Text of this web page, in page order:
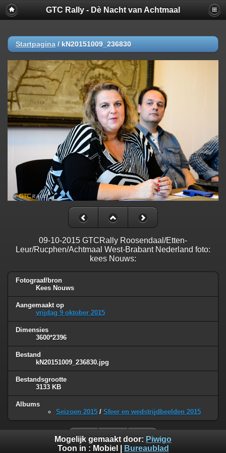
GTC Rally - Dè Nacht van Achtmaal
Startpagina / kN20151009_236830
09-10-2015 GTCRally Roosendaal/Etten-
Leur/Rucphen/Achtmaal West-Brabant Nederland foto:
kees Nouws:
Fotograaf/bron
Kees Nouws
Aangemaakt op
vrijdag 9 oktober 2015
Dimensies
3600*2396
Bestand
kN20151009_236830.jpg
Bestandsgrootte
3133 KB
Albums
Seizoen 2015 / Sfeer en wedstrijdbeelden 2015
Mogelijk gemaakt door: Piwigo
Toon in : Mobiel Bureaublad